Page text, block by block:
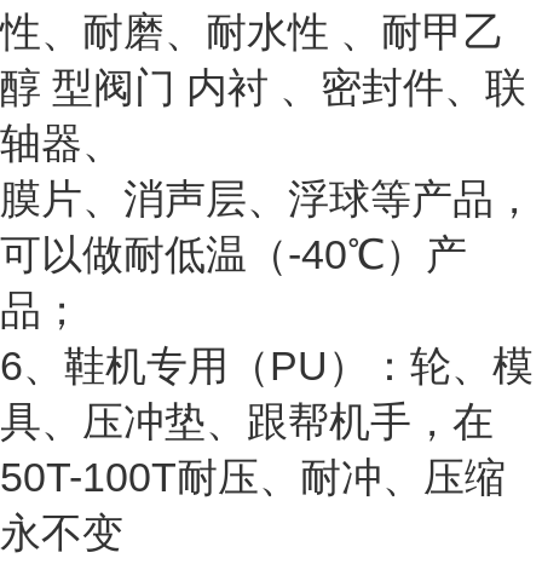
性、耐磨、耐水性 、耐甲乙
醇 型阀门 内衬 、密封件、联
轴器、
膜片、消声层、浮球等产品，
可以做耐低温（-40℃）产
品；
6、鞋机专用（PU）：轮、模
具、压冲垫、跟帮机手，在
50T-100T耐压、耐冲、压缩
永不变